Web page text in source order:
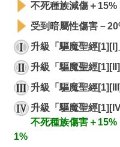
不死種族減傷＋15%
受到暗屬性傷害－
升級「驅魔聖經[1][I]
升級「驅魔聖經
升級「驅魔聖經
升級「驅魔聖經
不死種族傷害＋15%
1%